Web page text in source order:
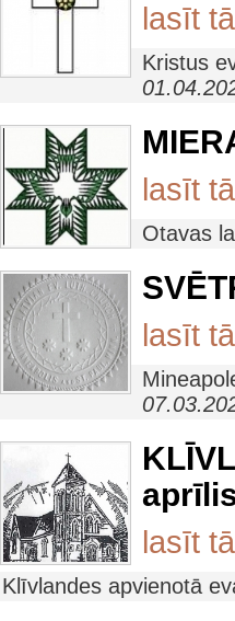
lasīt
Kristus
lasīt
Otavas
lasīt
lasīt
Klīvlandes apvienotā